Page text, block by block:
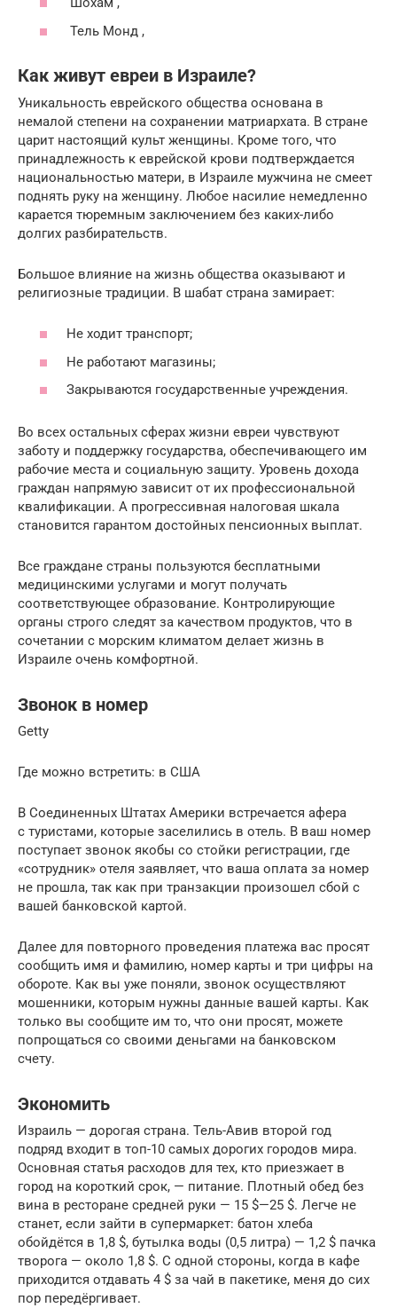
Тель Монд ,
Как живут евреи в Израиле?
Уникальность еврейского общества основана в
немалой степени на сохранении матриархата. В стране
царит настоящий культ женщины. Кроме того, что
принадлежность к еврейской крови подтверждается
национальностью матери, в Израиле мужчина не смеет
поднять руку на женщину. Любое насилие немедленно
карается тюремным заключением без каких-либо
долгих разбирательств.
Большое влияние на жизнь общества оказывают и
религиозные традиции. В шабат страна замирает:
Не ходит транспорт;
Не работают магазины;
Закрываются государственные учреждения.
Во всех остальных сферах жизни евреи чувствуют
заботу и поддержку государства, обеспечивающего им
рабочие места и социальную защиту. Уровень дохода
граждан напрямую зависит от их профессиональной
квалификации. А прогрессивная налоговая шкала
становится гарантом достойных пенсионных выплат.
Все граждане страны пользуются бесплатными
медицинскими услугами и могут получать
соответствующее образование. Контролирующие
органы строго следят за качеством продуктов, что в
сочетании с морским климатом делает жизнь в
Израиле очень комфортной.
Звонок в номер
Getty
Где можно встретить: в США
В Соединенных Штатах Америки встречается афера
с туристами, которые заселились в отель. В ваш номер
поступает звонок якобы со стойки регистрации, где
«сотрудник» отеля заявляет, что ваша оплата за номер
не прошла, так как при транзакции произошел сбой с
вашей банковской картой.
Далее для повторного проведения платежа вас просят
сообщить имя и фамилию, номер карты и три цифры на
обороте. Как вы уже поняли, звонок осуществляют
мошенники, которым нужны данные вашей карты. Как
только вы сообщите им то, что они просят, можете
попрощаться со своими деньгами на банковском
счету.
Экономить
Израиль — дорогая страна. Тель-Авив второй год
подряд входит в топ-10 самых дорогих городов мира.
Основная статья расходов для тех, кто приезжает в
город на короткий срок, — питание. Плотный обед без
вина в ресторане средней руки — 15 $—25 $. Легче не
станет, если зайти в супермаркет: батон хлеба
обойдётся в 1,8 $, бутылка воды (0,5 литра) — 1,2 $ пачка
творога — около 1,8 $. С одной стороны, когда в кафе
приходится отдавать 4 $ за чай в пакетике, меня до сих
пор передёргивает.